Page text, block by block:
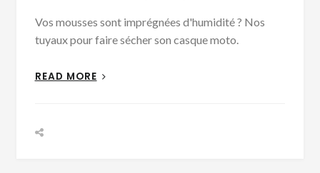
Vos mousses sont imprégnées d'humidité ? Nos
tuyaux pour faire sécher son casque moto.
READ MORE